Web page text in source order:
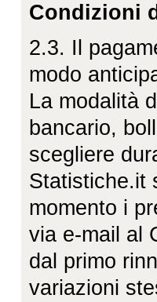
Condizioni
2.3. Il
modo
La modalità
bancario,
scegliere
Statistiche.it
momento i
via e-mail al
dal primo
variazioni